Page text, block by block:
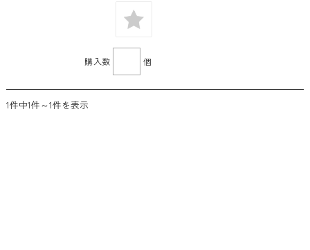
購入数 個
1件中1件～1件を表示